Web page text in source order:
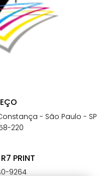
- São Paulo - SP
220
PRINT
9264